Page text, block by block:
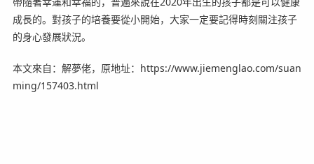
成長的。對孩子的培養要從小開始，大家一定要記得時刻關注孩子
的身心發展狀況。
本文來自：解夢佬，原地址：https://www.jiemenglao.com/suan
ming/157403.html